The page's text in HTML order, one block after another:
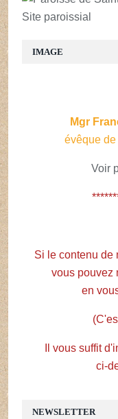
NEWSLETTER
Site paroissial
IMAGE
Mgr
évêque
Voir
Si le contenu de
vous pouvez
en
Il vous suffit
ci-